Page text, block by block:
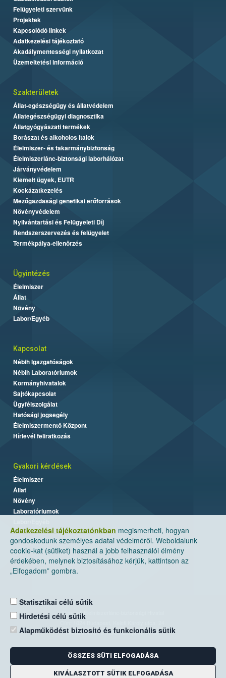
Adatkezelési tájékoztatónkban megismerheti, hogyan
gondoskodunk személyes adatai védelméről. Weboldalunk
cookie-kat (sütiket) használ a jobb felhasználói élmény
érdekében, melynek biztosításához kérjük, kattintson az
„Elfogadom” gombra.
Statisztikai célú sütik
Hirdetési célú sütik
Alapműködést biztosító és funkcionális sütik
ÖSSZES SÜTI ELFOGADÁSA
KIVÁLASZTOTT SÜTIK ELFOGADÁSA
Felügyeleti szervünk
Projektek
Kapcsolódó linkek
Adatkezelési tájékoztató
Akadálymentességi nyilatkozat
Üzemeltetési információ
Szakterületek
Állat-egészségügy és állatvédelem
Állategészségügyi diagnosztika
Állatgyógyászati termékek
Borászat és alkoholos italok
Élelmiszer- és takarmánybiztonság
Élelmiszerlánc-biztonsági laborhálózat
Járványvédelem
Kiemelt ügyek, EUTR
Kockázatkezelés
Mezőgazdasági genetikai erőforrások
Növényvédelem
Nyilvántartási és Felügyeleti Díj
Rendszerszervezés és felügyelet
Termékpálya-ellenőrzés
Ügyintézés
Élelmiszer
Állat
Növény
Labor/Egyéb
Kapcsolat
Nébih Igazgatóságok
Nébih Laboratóriumok
Kormányhivatalok
Sajtókapcsolat
Ügyfélszolgálat
Hatósági jogsegély
Élelmiszermentő Központ
Hírlevél feliratkozás
Gyakori kérdések
Élelmiszer
Állat
Növény
Laboratóriumok
Nemzeti Élelmiszerlánc-biztonsági Hivatal
Levelezési cím: 1525 Budapest. Pf. 30.
E-mail:ugyfelszolgalat@nebih.gov.hu
Zöld szám: 06-80/263-244